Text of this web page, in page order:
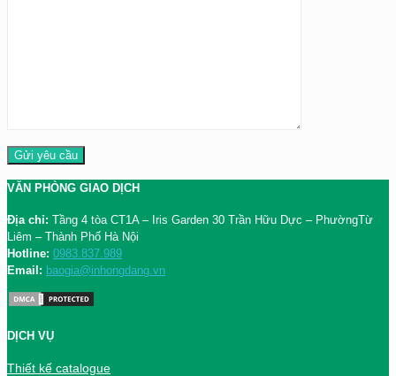
VĂN PHÒNG GIAO DỊCH
Địa chỉ: Tầng 4 tòa CT1A – Iris Garden 30 Trần Hữu Dực – PhườngTừ
Liêm – Thành Phố Hà Nội
Hotline: 0983.837.989
Email: baogia@inhongdang.vn
DỊCH VỤ
Thiết kế catalogue